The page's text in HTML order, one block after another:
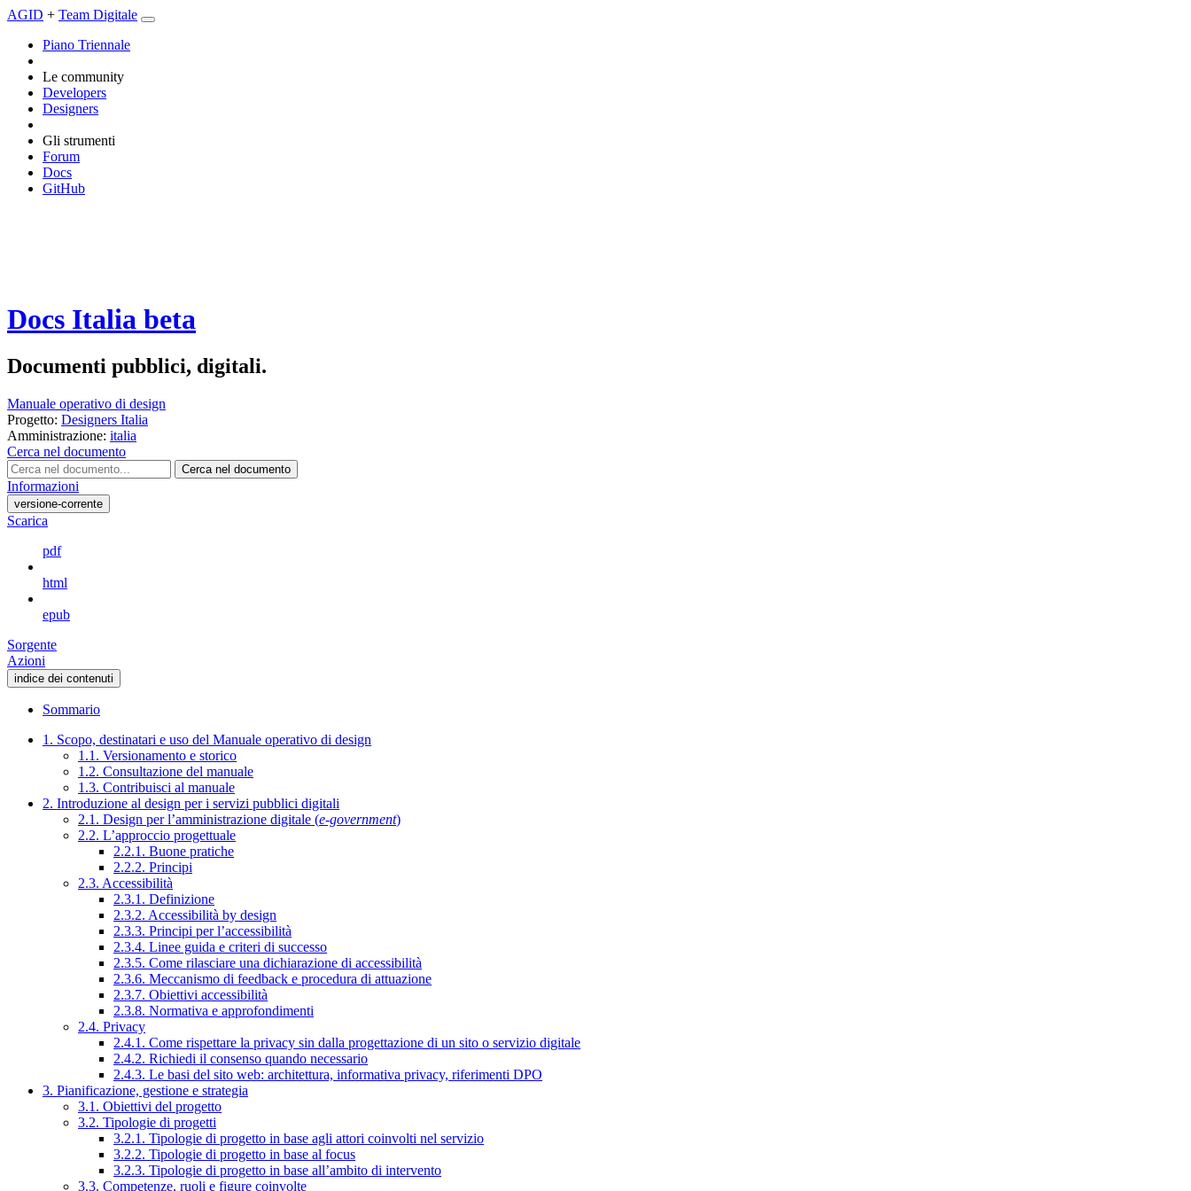
AGID + Team Digitale
Piano Triennale
Le community
Developers
Designers
Gli strumenti
Forum
Docs
GitHub
Docs Italia beta
Documenti pubblici, digitali.
Manuale operativo di design
Progetto: Designers Italia
Amministrazione: italia
Cerca nel documento
Cerca nel documento
Informazioni
versione-corrente
Scarica
pdf
html
epub
Sorgente
Azioni
indice dei contenuti
Sommario
1. Scopo, destinatari e uso del Manuale operativo di design
1.1. Versionamento e storico
1.2. Consultazione del manuale
1.3. Contribuisci al manuale
2. Introduzione al design per i servizi pubblici digitali
2.1. Design per l’amministrazione digitale (e-government)
2.2. L’approccio progettuale
2.2.1. Buone pratiche
2.2.2. Principi
2.3. Accessibilità
2.3.1. Definizione
2.3.2. Accessibilità by design
2.3.3. Principi per l’accessibilità
2.3.4. Linee guida e criteri di successo
2.3.5. Come rilasciare una dichiarazione di accessibilità
2.3.6. Meccanismo di feedback e procedura di attuazione
2.3.7. Obiettivi accessibilità
2.3.8. Normativa e approfondimenti
2.4. Privacy
2.4.1. Come rispettare la privacy sin dalla progettazione di un sito o servizio digitale
2.4.2. Richiedi il consenso quando necessario
2.4.3. Le basi del sito web: architettura, informativa privacy, riferimenti DPO
3. Pianificazione, gestione e strategia
3.1. Obiettivi del progetto
3.2. Tipologie di progetti
3.2.1. Tipologie di progetto in base agli attori coinvolti nel servizio
3.2.2. Tipologie di progetto in base al focus
3.2.3. Tipologie di progetto in base all’ambito di intervento
3.3. Competenze, ruoli e figure coinvolte